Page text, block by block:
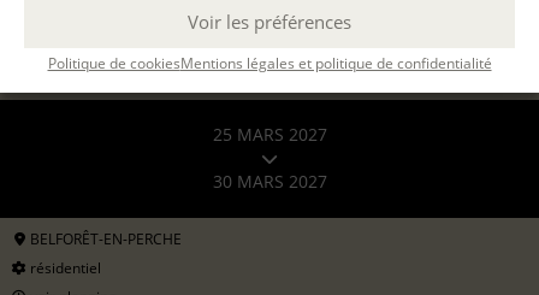
Voir les préférences
Politique de cookiesMentions légales et politique de confidentialité
25 MARS 2027
30 MARS 2027
BELFORÊT-EN-PERCHE
résidentiel